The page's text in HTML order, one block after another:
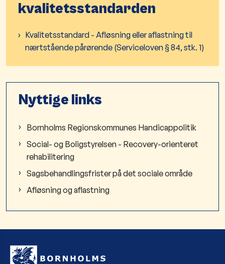
kvalitetsstandarden
Kvalitetsstandard - Afløsning eller aflastning til
nærtstående pårørende (Serviceloven § 84, stk. 1)
Nyttige links
Bornholms Regionskommunes Handicappolitik
Social- og Boligstyrelsen - Recovery-orienteret
rehabilitering
Sagsbehandlingsfrister på det sociale område
Afløsning og aflastning